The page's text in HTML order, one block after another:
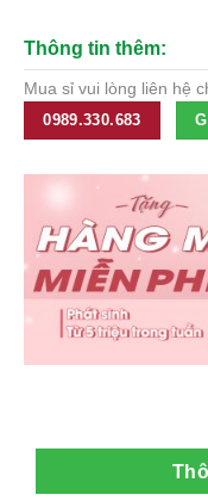
Thông tin thêm:
Mua sỉ vui lòng liên hệ
0989.330.683